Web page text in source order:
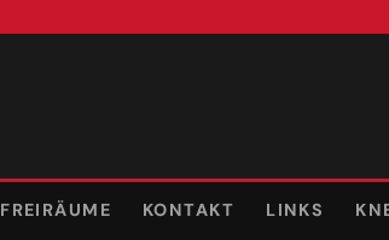
FREIRÄUME KONTAKT LINKS